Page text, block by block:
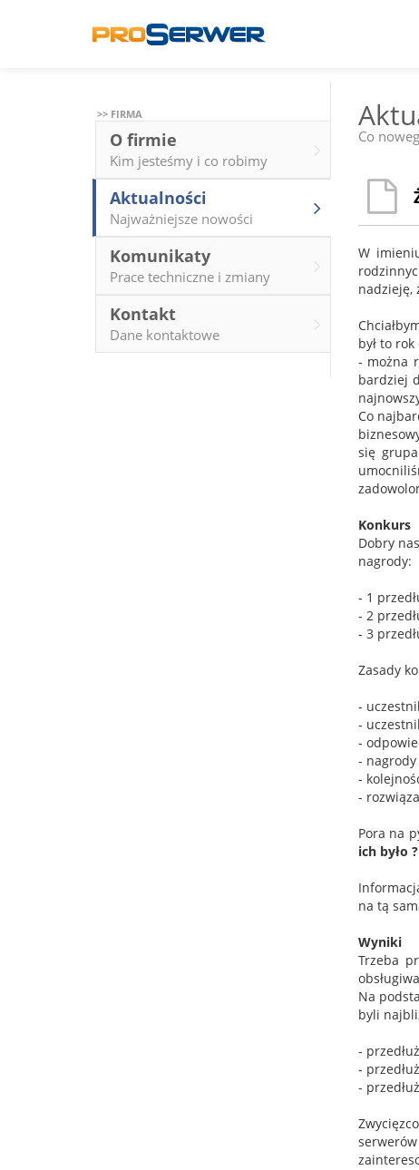
>> FIRMA
O firmie
Kim jesteśmy i co robimy
Aktualności
Najważniejsze nowości
Komunikaty
Prace techniczne i zmiany
Kontakt
Dane kontaktowe
Co
W
nadzieję,
był to
- można
bardziej
Co
się
Konkurs
Dobry
nagrody:
- 1
- 2
- 3
Zasady
-
-
-
-
-
-
Pora na
ich było
na tą
Wyniki
Trzeba
Na
byli
-
-
-